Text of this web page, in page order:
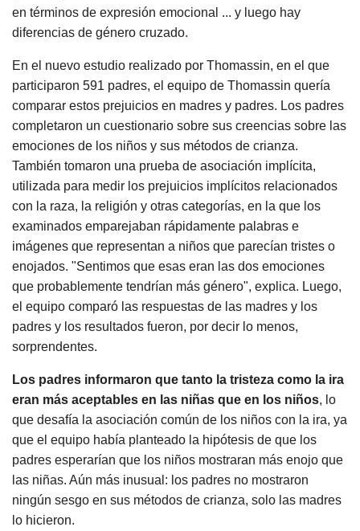
en términos de expresión emocional ... y luego hay
diferencias de género cruzado.
En el nuevo estudio realizado por Thomassin, en el que
participaron 591 padres, el equipo de Thomassin quería
comparar estos prejuicios en madres y padres. Los padres
completaron un cuestionario sobre sus creencias sobre las
emociones de los niños y sus métodos de crianza.
También tomaron una prueba de asociación implícita,
utilizada para medir los prejuicios implícitos relacionados
con la raza, la religión y otras categorías, en la que los
examinados emparejaban rápidamente palabras e
imágenes que representan a niños que parecían tristes o
enojados. "Sentimos que esas eran las dos emociones
que probablemente tendrían más género", explica. Luego,
el equipo comparó las respuestas de las madres y los
padres y los resultados fueron, por decir lo menos,
sorprendentes.
Los padres informaron que tanto la tristeza como la ira
eran más aceptables en las niñas que en los niños, lo
que desafía la asociación común de los niños con la ira, ya
que el equipo había planteado la hipótesis de que los
padres esperarían que los niños mostraran más enojo que
las niñas. Aún más inusual: los padres no mostraron
ningún sesgo en sus métodos de crianza, solo las madres
lo hicieron.